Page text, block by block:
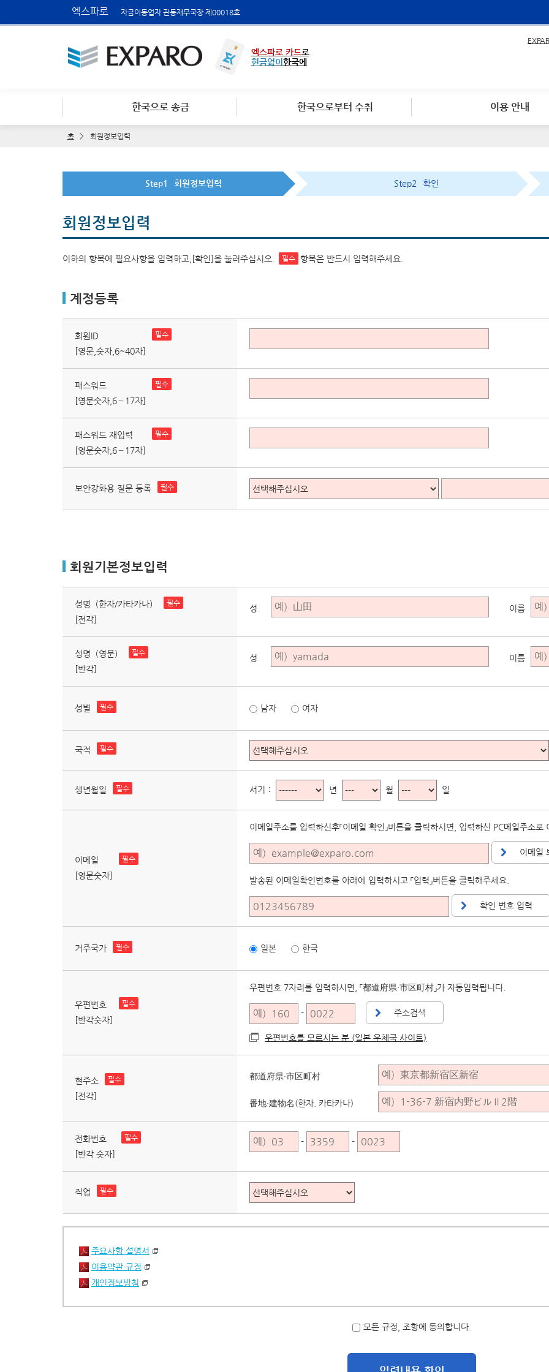
엑스파로 자금이동업자 관동재무국장 제00018호
엑스파로 카드 로
현금없이 한국에
한국으로 송금 한국으로부터 수취 이용 안내
홈 회원정보입력
Step1 회원정보입력 Step2 확인
회원정보입력
이하의 항목에 필요사항을 입력하고,[확인]을 눌러주십시오. 필수 항목은 반드시 입력해주세요.
계정등록
회원ID
[영문,숫자,6~40자]
필수
패스워드
[영문숫자,6～17자]
필수
패스워드 재입력
[영문숫자,6～17자]
필수
보안강화용 질문 등록 필수
회원기본정보입력
성명（한자/카타카나）
[전각]
필수
성 이름
성명（영문）
[반각]
필수
성 이름
성별 필수 남자 여자
국적 필수
생년월일 필수 서기： 년 월 일
이메일
[영문숫자]
필수
이메일주소를 입력하신후「이메일 확인」버튼을 클릭하시면, 입력하신 PC메일주소로
이메일
발송된 이메일확인번호를 아래에 입력하시고 「입력」버튼을 클릭해주세요.
확인 번호 입력
거주국가 필수 일본 한국
우편번호
[반각숫자]
필수
우편번호 7자리를 입력하시면, 「都道府県・市区町村」가 자동입력됩니다.
- 주소검색
우편번호를 모르시는 분 (일본 우체국 사이트)
현주소
[전각]
필수 都道府県・市区町村
番地・建物名(한자. 카타카나)
전화번호
[반각 숫자]
필수 - -
직업 필수
주요사항 설명서
이용약관・규정
개인정보방침
모든 규정, 조항에 동의합니다.